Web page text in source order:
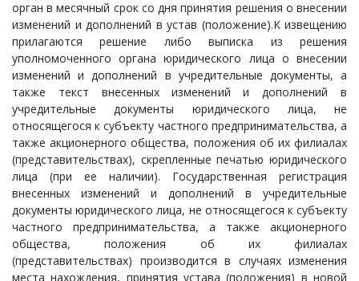
орган в месячный срок со дня принятия решения о внесении
изменений и дополнений в устав (положение).К извещению
прилагаются решение либо выписка из решения
уполномоченного органа юридического лица о внесении
изменений и дополнений в учредительные документы, а
также текст внесенных изменений и дополнений в
учредительные документы юридического лица, не
относящегося к субъекту частного предпринимательства, а
также акционерного общества, положения об их филиалах
(представительствах), скрепленные печатью юридического
лица (при ее наличии). Государственная регистрация
внесенных изменений и дополнений в учредительные
документы юридического лица, не относящегося к субъекту
частного предпринимательства, а также акционерного
общества, положения об их филиалах
(представительствах) производится в случаях изменения
места нахождения, принятия устава (положения) в новой